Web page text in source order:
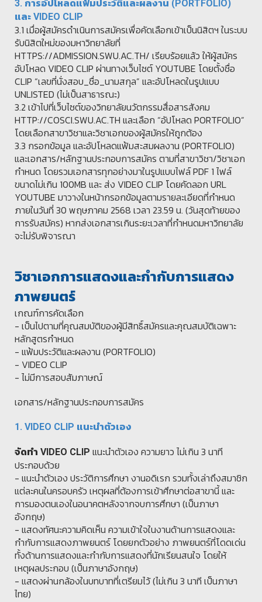
3. การอัปโหลดแฟ้มประวัติและผลงาน (PORTFOLIO)
และ VIDEO CLIP
3.1 เมื่อผู้สมัครดำเนินการสมัครเพื่อคัดเลือกเข้าเป็นนิสิตฯ ในระบบ
รับนิสิตใหม่ของมหาวิทยาลัยที่
HTTPS://ADMISSION.SWU.AC.TH/ เรียบร้อยแล้ว ให้ผู้สมัคร
อัปโหลด VIDEO CLIP ผ่านทางเว็บไซต์ YOUTUBE โดยตั้งชื่อ
CLIP “เลขที่นั่งสอบ_ชื่อ_นามสกุล” และอัปโหลดในรูปแบบ
UNLISTED (ไม่เป็นสาธารณะ)
3.2 เข้าไปที่เว็บไซต์ของวิทยาลัยนวัตกรรมสื่อสารสังคม
HTTP://COSCI.SWU.AC.TH และเลือก “อัปโหลด PORTFOLIO”
โดยเลือกสาขาวิชาและวิชาเอกของผู้สมัครให้ถูกต้อง
3.3 กรอกข้อมูล และอัปโหลดแฟ้มสะสมผลงาน (PORTFOLIO)
และเอกสาร/หลักฐานประกอบการสมัคร ตามที่สาขาวิชา/วิชาเอก
กำหนด โดยรวมเอกสารทุกอย่างมาในรูปแบบไฟล์ PDF 1 ไฟล์
ขนาดไม่เกิน 100MB และ ส่ง VIDEO CLIP โดยคัดลอก URL
YOUTUBE มาวางในหน้ากรอกข้อมูลตามรายละเอียดที่กำหนด
ภายในวันที่ 30 พฤษภาคม 2568 เวลา 23.59 น. (วันสุดท้ายของ
การรับสมัคร) หากส่งเอกสารเกินระยะเวลาที่กำหนดมหาวิทยาลัย
จะไม่รับพิจารณา
วิชาเอกการแสดงและกำกับการแสดง
ภาพยนตร์
เกณฑ์การคัดเลือก
- เป็นไปตามที่คุณสมบัติของผู้มีสิทธิ์สมัครและคุณสมบัติเฉพาะ
หลักสูตรกำหนด
- แฟ้มประวัติและผลงาน (PORTFOLIO)
- VIDEO CLIP
- ไม่มีการสอบสัมภาษณ์
เอกสาร/หลักฐานประกอบการสมัคร
1. VIDEO CLIP แนะนำตัวเอง
จัดทำ VIDEO CLIP แนะนำตัวเอง ความยาว ไม่เกิน 3 นาที
ประกอบด้วย
- แนะนำตัวเอง ประวัติการศึกษา งานอดิเรก รวมทั้งเล่าถึงสมาชิก
แต่ละคนในครอบครัว เหตุผลที่ต้องการเข้าศึกษาต่อสาขานี้ และ
การมองตนเองในอนาคตหลังจากจบการศึกษา (เป็นภาษา
อังกฤษ)
- แสดงทัศนะความคิดเห็น ความเข้าใจในงานด้านการแสดงและ
กำกับการแสดงภาพยนตร์ โดยยกตัวอย่าง ภาพยนตร์ที่โดดเด่น
ทั้งด้านการแสดงและกำกับการแสดงที่นักเรียนสนใจ โดยให้
เหตุผลประกอบ (เป็นภาษาอังกฤษ)
- แสดงผ่านกล้องในบทบาทที่เตรียมไว้ (ไม่เกิน 3 นาที เป็นภาษา
ไทย)